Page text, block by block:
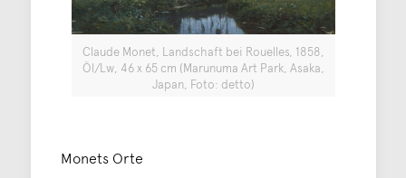
Claude Monet, Landschaft bei Rouelles, 1858,
Öl/Lw, 46 x 65 cm (Marunuma Art Park, Asaka,
Japan, Foto: detto)
Monets Orte